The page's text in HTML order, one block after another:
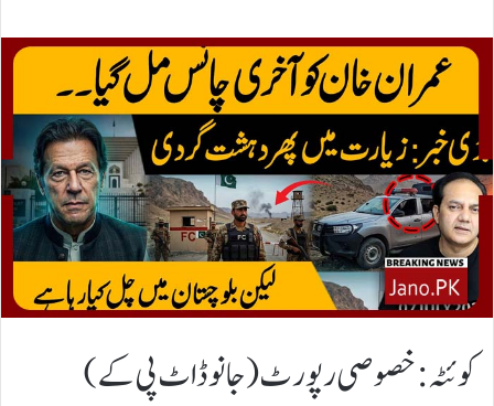
کوئٹہ: خصوصی رپورٹ (جانو ڈاٹ پی کے)​